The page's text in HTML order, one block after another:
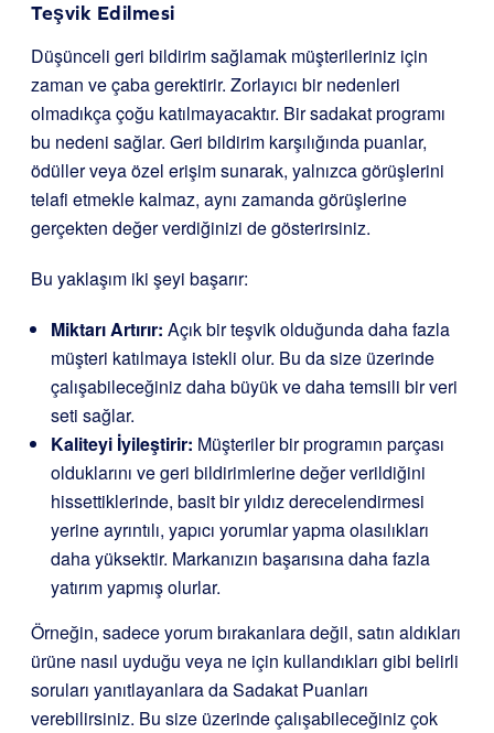
Teşvik Edilmesi
Düşünceli geri bildirim sağlamak müşterileriniz için
zaman ve çaba gerektirir. Zorlayıcı bir nedenleri
olmadıkça çoğu katılmayacaktır. Bir sadakat programı
bu nedeni sağlar. Geri bildirim karşılığında puanlar,
ödüller veya özel erişim sunarak, yalnızca görüşlerini
telafi etmekle kalmaz, aynı zamanda görüşlerine
gerçekten değer verdiğinizi de gösterirsiniz.
Bu yaklaşım iki şeyi başarır:
Miktarı Artırır: Açık bir teşvik olduğunda daha fazla
müşteri katılmaya istekli olur. Bu da size üzerinde
çalışabileceğiniz daha büyük ve daha temsili bir veri
seti sağlar.
Kaliteyi İyileştirir: Müşteriler bir programın parçası
olduklarını ve geri bildirimlerine değer verildiğini
hissettiklerinde, basit bir yıldız derecelendirmesi
yerine ayrıntılı, yapıcı yorumlar yapma olasılıkları
daha yüksektir. Markanızın başarısına daha fazla
yatırım yapmış olurlar.
Örneğin, sadece yorum bırakanlara değil, satın aldıkları
ürüne nasıl uyduğu veya ne için kullandıkları gibi belirli
soruları yanıtlayanlara da Sadakat Puanları
verebilirsiniz. Bu size üzerinde çalışabileceğiniz çok